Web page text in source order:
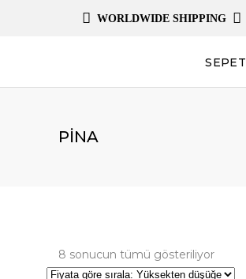
WORLDWIDE SHIPPING
SEPET
PINA
8 sonucun tümü gösteriliyorFiyata